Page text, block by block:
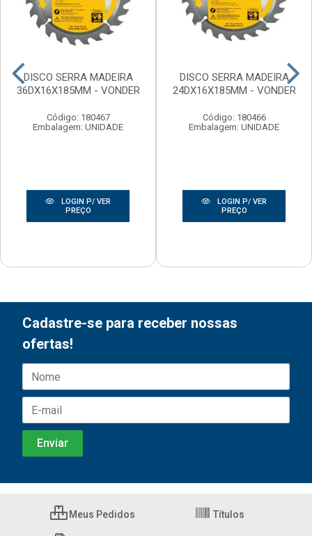
DISCO SERRA MADEIRA
36DX16X185MM - VONDER
Código: 180467
Embalagem: UNIDADE
LOGIN P/ VER
PREÇO
DISCO SERRA MADEIRA
24DX16X185MM - VONDER
Código: 180466
Embalagem: UNIDADE
LOGIN P/ VER
PREÇO
Cadastre-se para receber nossas
ofertas!
Meus Pedidos Títulos